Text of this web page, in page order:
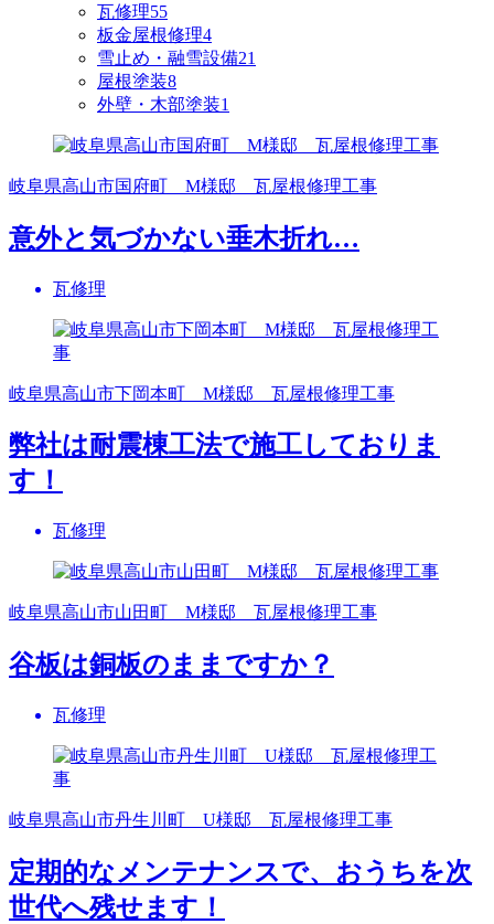
瓦修理55
板金屋根修理4
雪止め・融雪設備21
屋根塗装8
外壁・木部塗装1
岐阜県高山市国府町 M様邸 瓦屋根修理工事
意外と気づかない垂木折れ…
瓦修理
岐阜県高山市下岡本町 M様邸 瓦屋根修理工事
弊社は耐震棟工法で施工しておりま
す！
瓦修理
岐阜県高山市山田町 M様邸 瓦屋根修理工事
谷板は銅板のままですか？
瓦修理
岐阜県高山市丹生川町 U様邸 瓦屋根修理工事
定期的なメンテナンスで、おうちを次
世代へ残せます！